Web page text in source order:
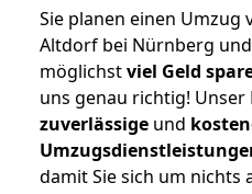
Sie planen einen Umzug
Altdorf bei Nürnberg
möglichstviel Geld
uns genau richtig!
zuverlässige und
damit Sie sich um nichts